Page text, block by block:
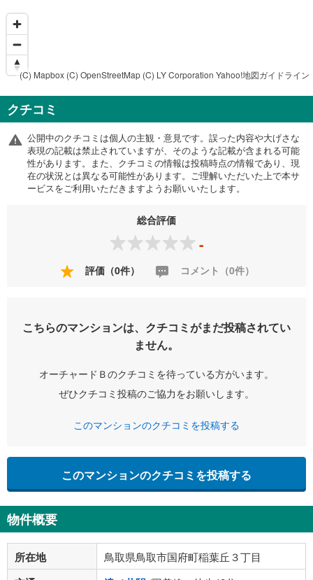
(C) Mapbox (C) OpenStreetMap (C) LY Corporation Yahoo!地図ガイドライン
クチコミ
公開中のクチコミは個人の主観・意見です。誤った内容や大げさな
表現の記載は禁止されていますが、そのような記載が含まれる可能
性があります。また、クチコミの情報は投稿時点の情報であり、現
在の状況とは異なる可能性があります。ご理解いただいた上で本サ
ービスをご利用いただきますようお願いいたします。
総合評価
-
評価（0件） コメント（0件）
こちらのマンションは、クチコミがまだ投稿されてい
ません。
オーチャードＢのクチコミを待っている方がいます。
ぜひクチコミ投稿のご協力をお願いします。
このマンションのクチコミを投稿する
このマンションのクチコミを投稿する
物件概要
所在地 鳥取県鳥取市国府町稲葉丘３丁目